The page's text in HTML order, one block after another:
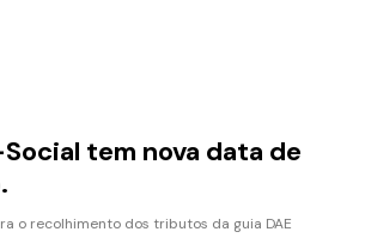
tem nova data de
o recolhimento dos tributos da guia DAE